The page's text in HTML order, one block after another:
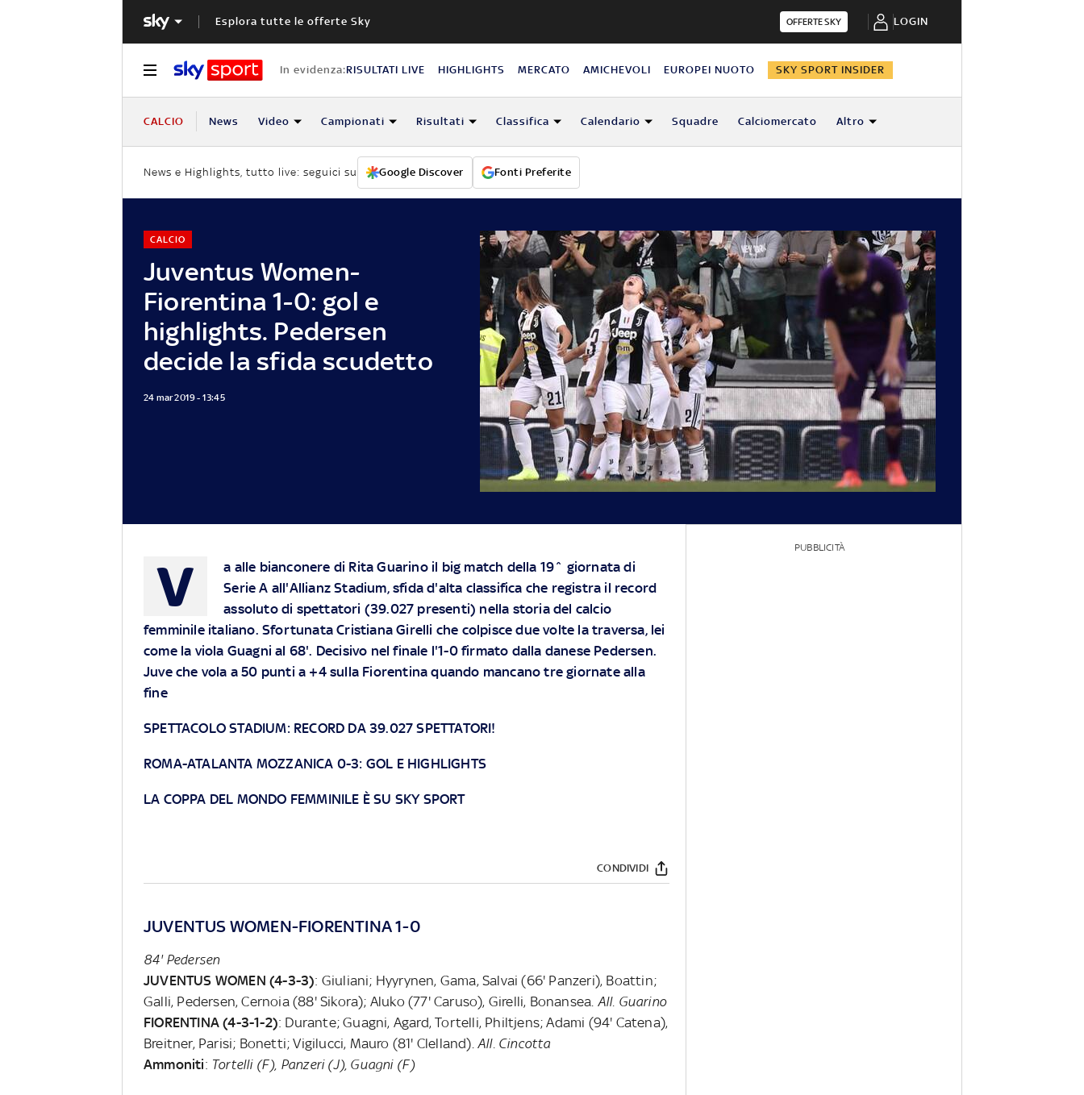
Esplora tutte le offerte Sky OFFERTE SKY LOGIN
In evidenza:RISULTATI LIVE HIGHLIGHTS MERCATO AMICHEVOLI EUROPEI NUOTO SKY SPORT INSIDER
CALCIO News Video Campionati Risultati Classifica Calendario Squadre Calciomercato Altro
News e Highlights, tutto live: seguici su Google Discover Fonti Preferite
Juventus Women-
Fiorentina 1-0: gol e
highlights. Pedersen
decide la sfida scudetto
CALCIO
24 mar 2019 - 13:45
V
a alle bianconere di Rita Guarino il big match della 19^ giornata di
Serie A all'Allianz Stadium, sfida d'alta classifica che registra il record
assoluto di spettatori (39.027 presenti) nella storia del calcio
femminile italiano. Sfortunata Cristiana Girelli che colpisce due volte la traversa, lei
come la viola Guagni al 68'. Decisivo nel finale l'1-0 firmato dalla danese Pedersen.
Juve che vola a 50 punti a +4 sulla Fiorentina quando mancano tre giornate alla
fine
SPETTACOLO STADIUM: RECORD DA 39.027 SPETTATORI!
ROMA-ATALANTA MOZZANICA 0-3: GOL E HIGHLIGHTS
LA COPPA DEL MONDO FEMMINILE È SU SKY SPORT
CONDIVIDI
JUVENTUS WOMEN-FIORENTINA 1-0
84' Pedersen
JUVENTUS WOMEN (4-3-3): Giuliani; Hyyrynen, Gama, Salvai (66' Panzeri), Boattin;
Galli, Pedersen, Cernoia (88' Sikora); Aluko (77' Caruso), Girelli, Bonansea. All. Guarino
FIORENTINA (4-3-1-2): Durante; Guagni, Agard, Tortelli, Philtjens; Adami (94' Catena),
Breitner, Parisi; Bonetti; Vigilucci, Mauro (81' Clelland).All. Cincotta
Ammoniti: Tortelli (F), Panzeri (J), Guagni (F)
PUBBLICITÀ